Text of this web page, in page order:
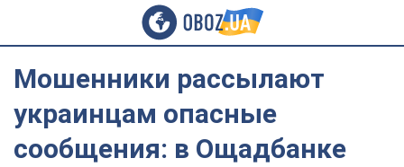
Мошенники рассылают
украинцам опасные
сообщения: в Ощадбанке